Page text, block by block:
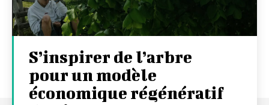
S’inspirer de l’arbre
pour un modèle
économique régénératif